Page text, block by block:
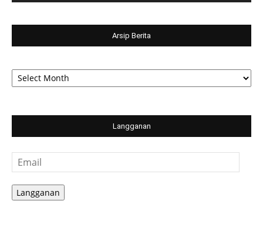
Arsip Berita
Arsip
Berita
Langganan
Email
Langganan